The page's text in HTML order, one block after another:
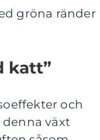
gröna ränder
katt”
och
växt